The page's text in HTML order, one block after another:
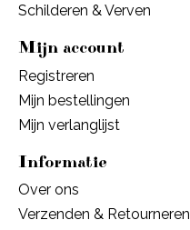
Schilderen & Verven
Mijn account
Registreren
Mijn bestellingen
Mijn verlanglijst
Informatie
Over ons
Verzenden & Retourneren